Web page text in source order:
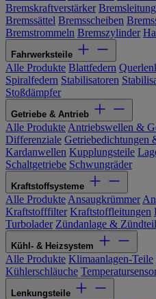
Bremskraftverstärker
Bremssättel Bremsscheiben
Bremstrommeln Bremszylinder
Fahrwerksteile
Alle Produkte Blattfedern
Spiralfedern Stabilisatoren
Stoßdämpfer
Getriebe & Antrieb
Alle Produkte Antriebswellen &
Differenziale Getriebedichtungen
Kardanwellen Kupplungsteile
Schaltgetriebe Schwungräder
Kraftstoffsysteme
Alle Produkte Ansaugkrümmer
Kraftstofffilter Kraftstoffleitungen
Turbolader Zündanlage &
Kühl- & Heizsystem
Alle Produkte Klimaanlagen-Teile
Kühlerschläuche
Lenkungsteile